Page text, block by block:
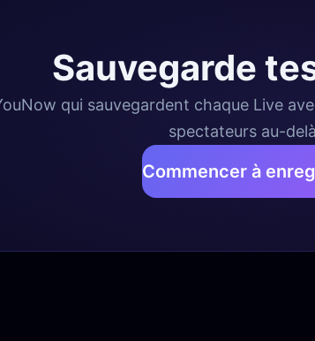
Sauvegarde
qui sauvegardent chaque Live
spectateurs au-
Commencer à